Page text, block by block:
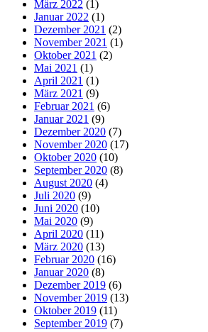
März 2022 (1)
Januar 2022 (1)
Dezember 2021 (2)
November 2021 (1)
Oktober 2021 (2)
Mai 2021 (1)
April 2021 (1)
März 2021 (9)
Februar 2021 (6)
Januar 2021 (9)
Dezember 2020 (7)
November 2020 (17)
Oktober 2020 (10)
September 2020 (8)
August 2020 (4)
Juli 2020 (9)
Juni 2020 (10)
Mai 2020 (9)
April 2020 (11)
März 2020 (13)
Februar 2020 (16)
Januar 2020 (8)
Dezember 2019 (6)
November 2019 (13)
Oktober 2019 (11)
September 2019 (7)